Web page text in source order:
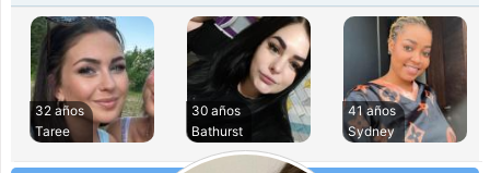
32 años
Taree
30 años
Bathurst
41 años
Sydney